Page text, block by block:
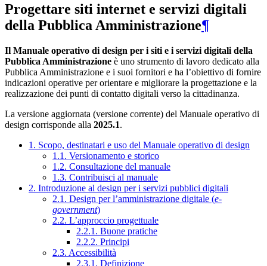
Progettare siti internet e servizi digitali
della Pubblica Amministrazione¶
Il Manuale operativo di design per i siti e i servizi digitali della
Pubblica Amministrazione è uno strumento di lavoro dedicato alla
Pubblica Amministrazione e i suoi fornitori e ha l’obiettivo di fornire
indicazioni operative per orientare e migliorare la progettazione e la
realizzazione dei punti di contatto digitali verso la cittadinanza.
La versione aggiornata (versione corrente) del Manuale operativo di
design corrisponde alla 2025.1.
1. Scopo, destinatari e uso del Manuale operativo di design
1.1. Versionamento e storico
1.2. Consultazione del manuale
1.3. Contribuisci al manuale
2. Introduzione al design per i servizi pubblici digitali
2.1. Design per l’amministrazione digitale (e-
government)
2.2. L’approccio progettuale
2.2.1. Buone pratiche
2.2.2. Principi
2.3. Accessibilità
2.3.1. Definizione